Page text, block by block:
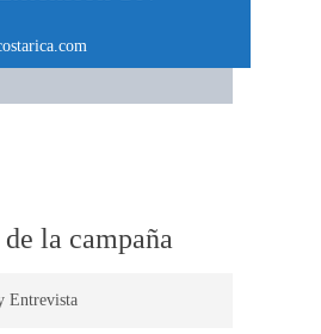
de la campaña
Entrevista